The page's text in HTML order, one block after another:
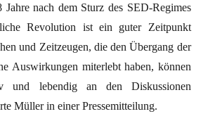
Jahre nach dem Sturz des SED-Regimes
Revolution ist ein guter Zeitpunkt
und Zeitzeugen, die den Übergang der
Auswirkungen miterlebt haben, können
und lebendig an den Diskussionen
Müller in einer Pressemitteilung.